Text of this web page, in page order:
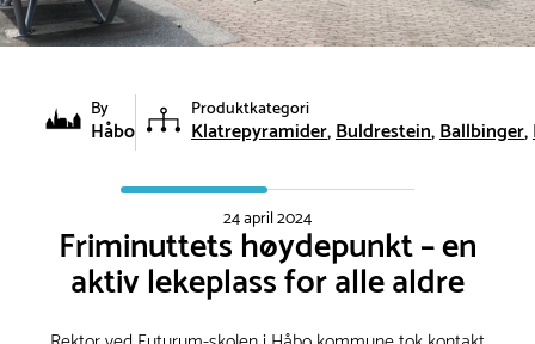
By
Håbo
Produktkategori
Klatrepyramider Buldrestein Ballbinger
24 april 2024
Friminuttets høydepunkt – en
aktiv lekeplass for alle aldre